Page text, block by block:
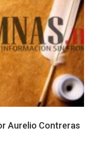
Aurelio Contreras